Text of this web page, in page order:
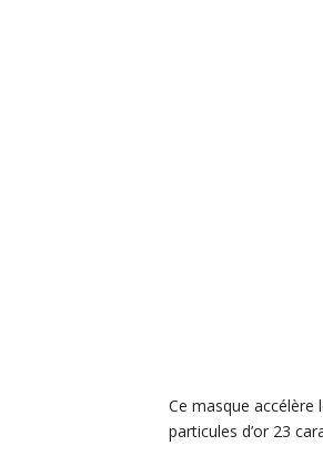
Ce masque accélère
particules d’or 23